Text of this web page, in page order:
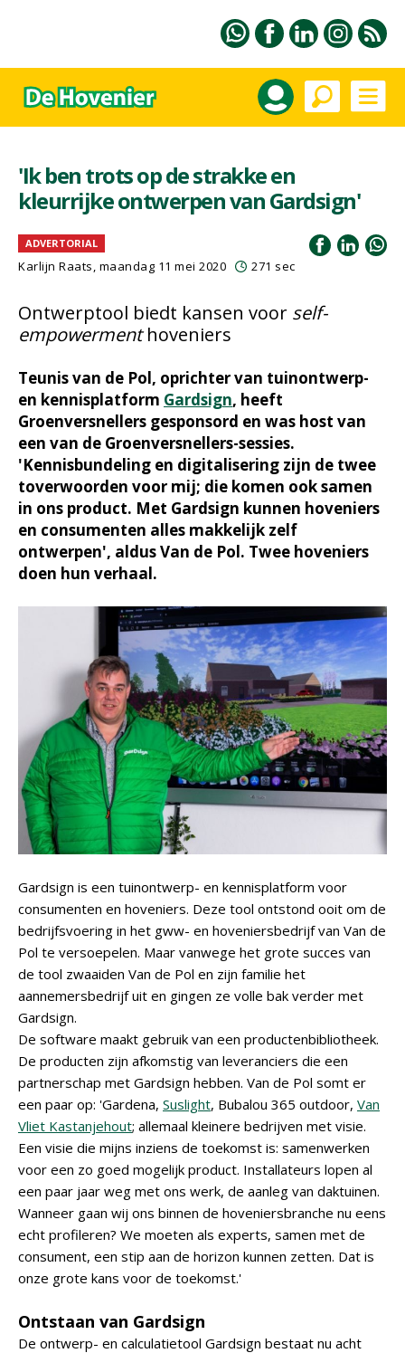
'Ik ben trots op de strakke en
kleurrijke ontwerpen van Gardsign'
ADVERTORIAL
Karlijn Raats, maandag 11 mei 2020 271 sec
Ontwerptool biedt kansen voor self-
empowermenthoveniers
Teunis van de Pol, oprichter van tuinontwerp-
en kennisplatform Gardsign, heeft
Groenversnellers gesponsord en was host van
een van de Groenversnellers-sessies.
'Kennisbundeling en digitalisering zijn de twee
toverwoorden voor mij; die komen ook samen
in ons product. Met Gardsign kunnen hoveniers
en consumenten alles makkelijk zelf
ontwerpen', aldus Van de Pol. Twee hoveniers
doen hun verhaal.
Gardsign is een tuinontwerp- en kennisplatform voor
consumenten en hoveniers. Deze tool ontstond ooit om de
bedrijfsvoering in het gww- en hoveniersbedrijf van Van de
Pol te versoepelen. Maar vanwege het grote succes van
de tool zwaaiden Van de Pol en zijn familie het
aannemersbedrijf uit en gingen ze volle bak verder met
Gardsign.
De software maakt gebruik van een productenbibliotheek.
De producten zijn afkomstig van leveranciers die een
partnerschap met Gardsign hebben. Van de Pol somt er
een paar op: 'Gardena, Suslight, Bubalou 365 outdoor, Van
Vliet Kastanjehout; allemaal kleinere bedrijven met visie.
Een visie die mijns inziens de toekomst is: samenwerken
voor een zo goed mogelijk product. Installateurs lopen al
een paar jaar weg met ons werk, de aanleg van daktuinen.
Wanneer gaan wij ons binnen de hoveniersbranche nu eens
echt profileren? We moeten als experts, samen met de
consument, een stip aan de horizon kunnen zetten. Dat is
onze grote kans voor de toekomst.'
Ontstaan van Gardsign
De ontwerp- en calculatietool Gardsign bestaat nu acht